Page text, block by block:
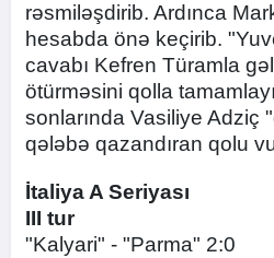
rəsmiləşdirib. Ardınca
hesabda önə keçirib.
cavabı Kefren Türamla
ötürməsini qolla
sonlarında Vasiliye Adziç
qələbə qazandıran qolu
İtaliya A Seriyası
III tur
"Kalyari" - "Parma" 2:0